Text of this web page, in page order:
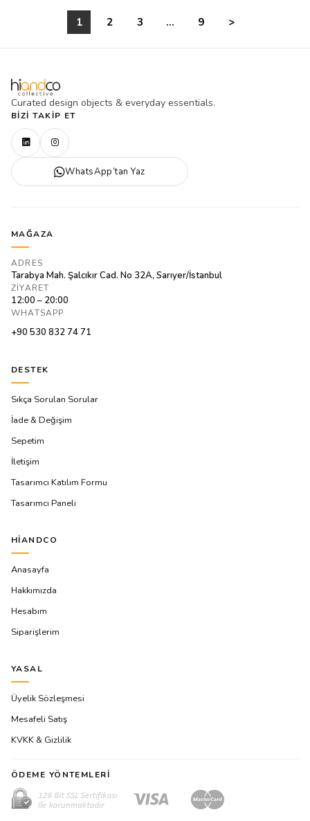
1 2 3 ... 9 >
Curated design objects & everyday essentials.
BIZI TAKIP ET
WhatsApp’tan Yaz
MAĞAZA
ADRES
Tarabya Mah. Şalcıkır Cad. No 32A, Sarıyer/İstanbul
ZIYARET
12:00 – 20:00
WHATSAPP
+90 530 832 74 71
DESTEK
Sıkça Sorulan Sorular
İade & Değişim
Sepetim
İletişim
Tasarımcı Katılım Formu
Tasarımcı Paneli
HIANDCO
Anasayfa
Hakkımızda
Hesabım
Siparişlerim
YASAL
Üyelik Sözleşmesi
Mesafeli Satış
KVKK & Gizlilik
ÖDEME YÖNTEMLERI